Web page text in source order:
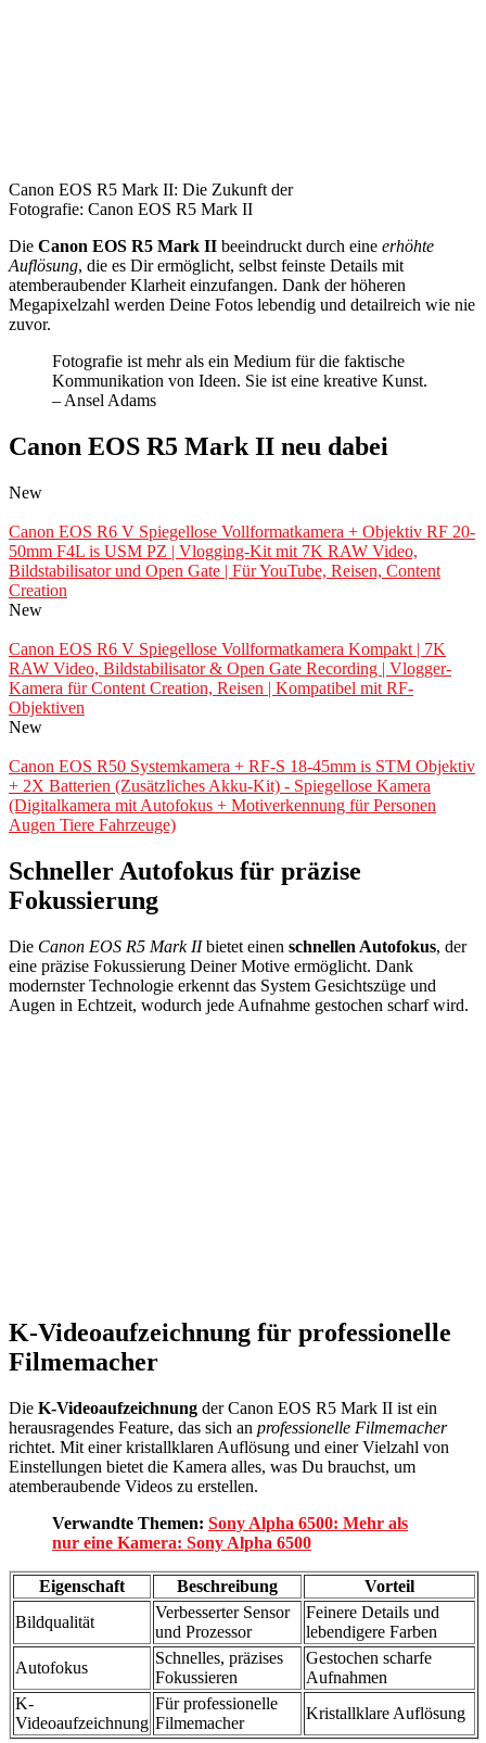
Canon EOS R5 Mark II: Die Zukunft der
Fotografie: Canon EOS R5 Mark II
Die Canon EOS R5 Mark II beeindruckt durch eine erhöhte
Auflösung, die es Dir ermöglicht, selbst feinste Details mit
atemberaubender Klarheit einzufangen. Dank der höheren
Megapixelzahl werden Deine Fotos lebendig und detailreich wie nie
zuvor.
Fotografie ist mehr als ein Medium für die faktische
Kommunikation von Ideen. Sie ist eine kreative Kunst.
– Ansel Adams
Canon EOS R5 Mark II neu dabei
New
Canon EOS R6 V Spiegellose Vollformatkamera + Objektiv RF 20-
50mm F4L is USM PZ | Vlogging-Kit mit 7K RAW Video,
Bildstabilisator und Open Gate | Für YouTube, Reisen, Content
Creation
New
Canon EOS R6 V Spiegellose Vollformatkamera Kompakt | 7K
RAW Video, Bildstabilisator & Open Gate Recording | Vlogger-
Kamera für Content Creation, Reisen | Kompatibel mit RF-
Objektiven
New
Canon EOS R50 Systemkamera + RF-S 18-45mm is STM Objektiv
+ 2X Batterien (Zusätzliches Akku-Kit) - Spiegellose Kamera
(Digitalkamera mit Autofokus + Motiverkennung für Personen
Augen Tiere Fahrzeuge)
Schneller Autofokus für präzise
Fokussierung
Die Canon EOS R5 Mark IIbietet einen schnellen Autofokus, der
eine präzise Fokussierung Deiner Motive ermöglicht. Dank
modernster Technologie erkennt das System Gesichtszüge und
Augen in Echtzeit, wodurch jede Aufnahme gestochen scharf wird.
K-Videoaufzeichnung für professionelle
Filmemacher
Die K-Videoaufzeichnung der Canon EOS R5 Mark II ist ein
herausragendes Feature, das sich an professionelle Filmemacher
richtet. Mit einer kristallklaren Auflösung und einer Vielzahl von
Einstellungen bietet die Kamera alles, was Du brauchst, um
atemberaubende Videos zu erstellen.
Verwandte Themen: Sony Alpha 6500: Mehr als
nur eine Kamera: Sony Alpha 6500
Eigenschaft Beschreibung
Vorteil
Bildqualität
Verbesserter Sensor
und Prozessor
Feinere Details und
lebendigere Farben
Autofokus
Schnelles, präzises
Fokussieren
Gestochen scharfe
Aufnahmen
K-
Videoaufzeichnung
Für professionelle
Filmemacher
Kristallklare Auflösung